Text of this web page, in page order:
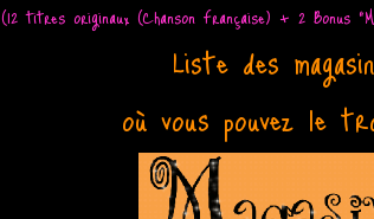
(12 titres originaux (Chanson Française) + 2 Bonus
Liste des
où vous pouvez le